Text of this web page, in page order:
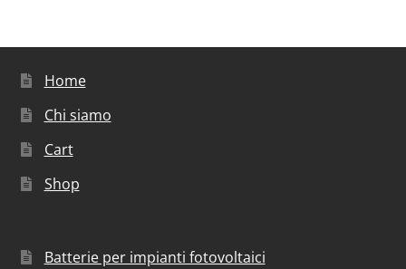
Home
Chi siamo
Cart
Shop
Batterie per impianti fotovoltaici